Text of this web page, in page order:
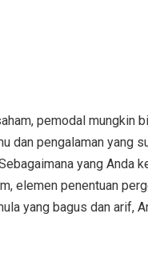
pemodal mungkin
pengalaman yang
yang Anda
elemen penentuan
yang bagus dan arif,